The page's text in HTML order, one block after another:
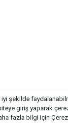
şekilde
giriş yaparak
fazla bilgi için